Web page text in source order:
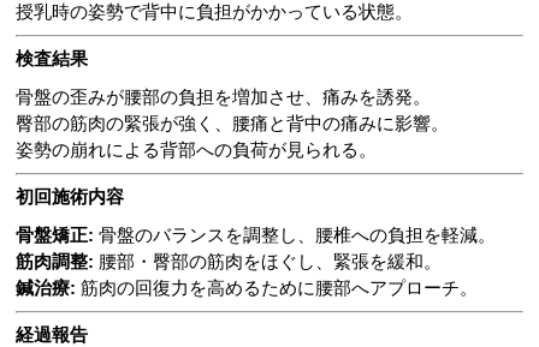
授乳時の姿勢で背中に負担がかかっている状態。
検査結果
骨盤の歪みが腰部の負担を増加させ、痛みを誘発。
臀部の筋肉の緊張が強く、腰痛と背中の痛みに影響。
姿勢の崩れによる背部への負荷が見られる。
初回施術内容
骨盤矯正: 骨盤のバランスを調整し、腰椎への負担を軽減。
筋肉調整: 腰部・臀部の筋肉をほぐし、緊張を緩和。
鍼治療: 筋肉の回復力を高めるために腰部へアプローチ。
経過報告